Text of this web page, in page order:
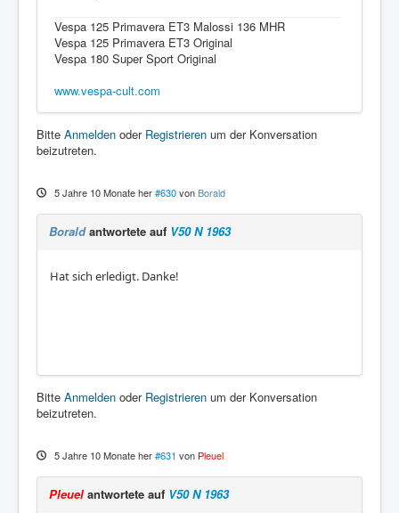
Vespa 125 Primavera ET3 Malossi 136 MHR
Vespa 125 Primavera ET3 Original
Vespa 180 Super Sport Original
www.vespa-cult.com
Bitte Anmelden oder Registrieren um der Konversation
beizutreten.
5 Jahre 10 Monate her #630 vonBorald
Boraldantwortete auf V50 N 1963
Hat sich erledigt. Danke!
Bitte Anmelden oder Registrieren um der Konversation
beizutreten.
5 Jahre 10 Monate her #631 von Pleuel
Pleuel antwortete auf V50 N 1963